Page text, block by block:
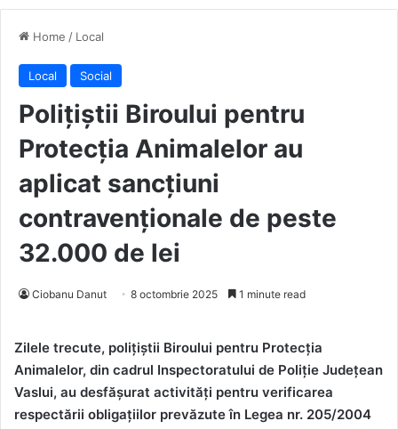
Home / Local
Local Social
Polițiștii Biroului pentru
Protecția Animalelor au
aplicat sancțiuni
contravenționale de peste
32.000 de lei
Ciobanu Danut 8 octombrie 2025 1 minute read
Zilele trecute, polițiștii Biroului pentru Protecția
Animalelor, din cadrul Inspectoratului de Poliție Județean
Vaslui, au desfășurat activități pentru verificarea
respectării obligațiilor prevăzute în Legea nr. 205/2004